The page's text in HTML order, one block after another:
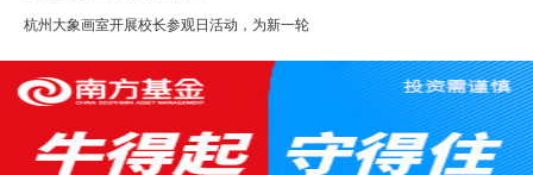
杭州大象画室开展校长参观日活动，为新一轮